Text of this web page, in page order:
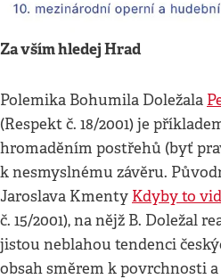
Za vším hledej Hrad
Polemika Bohumila Doležala
(Respekt č. 18/2001) je
hromaděním postřehů (byť
k nesmyslnému závěru.
Jaroslava Kmenty Kdyby to
č. 15/2001), na nějž B. Doležal
jistou neblahou tendenci
obsah směrem k povrchnosti